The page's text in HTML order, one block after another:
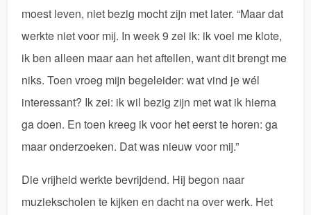
moest leven, niet bezig mocht zijn met later. “Maar dat
werkte niet voor mij. In week 9 zei ik: ik voel me klote,
ik ben alleen maar aan het aftellen, want dit brengt me
niks. Toen vroeg mijn begeleider: wat vind je wél
interessant? Ik zei: ik wil bezig zijn met wat ik hierna
ga doen. En toen kreeg ik voor het eerst te horen: ga
maar onderzoeken. Dat was nieuw voor mij.”
Die vrijheid werkte bevrijdend. Hij begon naar
muziekscholen te kijken en dacht na over werk. Het